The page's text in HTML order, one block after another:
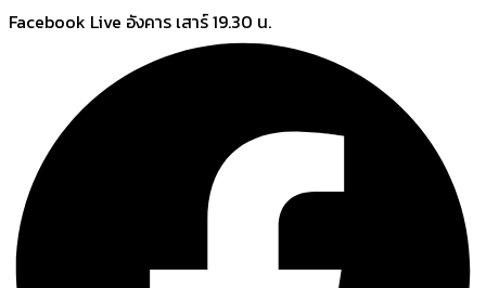
Skip
Facebook Live อังคาร เสาร์ 19.30 น.